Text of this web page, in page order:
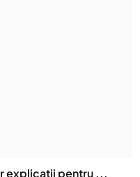
explicații pentru ...